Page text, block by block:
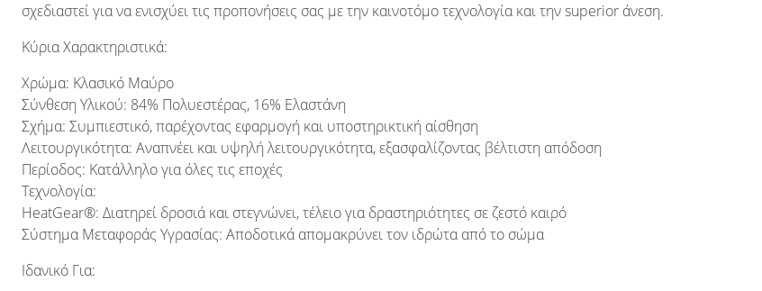
σχεδιαστεί για να ενισχύει τις προπονήσεις σας με την καινοτόμο τεχνολογία και την superior άνεση.
Κύρια Χαρακτηριστικά:
Χρώμα: Κλασικό Μαύρο
Σύνθεση Υλικού: 84% Πολυεστέρας, 16% Ελαστάνη
Σχήμα: Συμπιεστικό, παρέχοντας εφαρμογή και υποστηρικτική αίσθηση
Λειτουργικότητα: Αναπνέει και υψηλή λειτουργικότητα, εξασφαλίζοντας βέλτιστη απόδοση
Περίοδος: Κατάλληλο για όλες τις εποχές
Τεχνολογία:
HeatGear®: Διατηρεί δροσιά και στεγνώνει, τέλειο για δραστηριότητες σε ζεστό καιρό
Σύστημα Μεταφοράς Υγρασίας: Αποδοτικά απομακρύνει τον ιδρώτα από το σώμα
Ιδανικό Για: